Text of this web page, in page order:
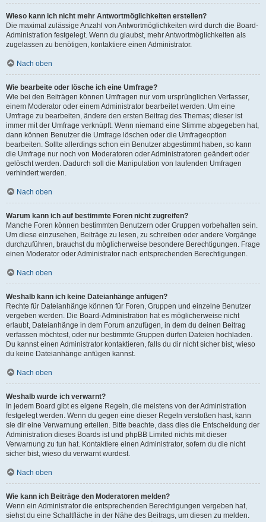
Wieso kann ich nicht mehr Antwortmöglichkeiten erstellen?
Die maximal zulässige Anzahl von Antwortmöglichkeiten wird durch die Board-
Administration festgelegt. Wenn du glaubst, mehr Antwortmöglichkeiten als
zugelassen zu benötigen, kontaktiere einen Administrator.
Nach oben
Wie bearbeite oder lösche ich eine Umfrage?
Wie bei den Beiträgen können Umfragen nur vom ursprünglichen Verfasser,
einem Moderator oder einem Administrator bearbeitet werden. Um eine
Umfrage zu bearbeiten, ändere den ersten Beitrag des Themas; dieser ist
immer mit der Umfrage verknüpft. Wenn niemand eine Stimme abgegeben hat,
dann können Benutzer die Umfrage löschen oder die Umfrageoption
bearbeiten. Sollte allerdings schon ein Benutzer abgestimmt haben, so kann
die Umfrage nur noch von Moderatoren oder Administratoren geändert oder
gelöscht werden. Dadurch soll die Manipulation von laufenden Umfragen
verhindert werden.
Nach oben
Warum kann ich auf bestimmte Foren nicht zugreifen?
Manche Foren können bestimmten Benutzern oder Gruppen vorbehalten sein.
Um diese einzusehen, Beiträge zu lesen, zu schreiben oder andere Vorgänge
durchzuführen, brauchst du möglicherweise besondere Berechtigungen. Frage
einen Moderator oder Administrator nach entsprechenden Berechtigungen.
Nach oben
Weshalb kann ich keine Dateianhänge anfügen?
Rechte für Dateianhänge können für Foren, Gruppen und einzelne Benutzer
vergeben werden. Die Board-Administration hat es möglicherweise nicht
erlaubt, Dateianhänge in dem Forum anzufügen, in dem du deinen Beitrag
verfassen möchtest, oder nur bestimmte Gruppen dürfen Dateien hochladen.
Du kannst einen Administrator kontaktieren, falls du dir nicht sicher bist, wieso
du keine Dateianhänge anfügen kannst.
Nach oben
Weshalb wurde ich verwarnt?
In jedem Board gibt es eigene Regeln, die meistens von der Administration
festgelegt werden. Wenn du gegen eine dieser Regeln verstoßen hast, kann
sie dir eine Verwarnung erteilen. Bitte beachte, dass dies die Entscheidung der
Administration dieses Boards ist und phpBB Limited nichts mit dieser
Verwarnung zu tun hat. Kontaktiere einen Administrator, sofern du die nicht
sicher bist, wieso du verwarnt wurdest.
Nach oben
Wie kann ich Beiträge den Moderatoren melden?
Wenn ein Administrator die entsprechenden Berechtigungen vergeben hat,
siehst du eine Schaltfläche in der Nähe des Beitrags, um diesen zu melden.